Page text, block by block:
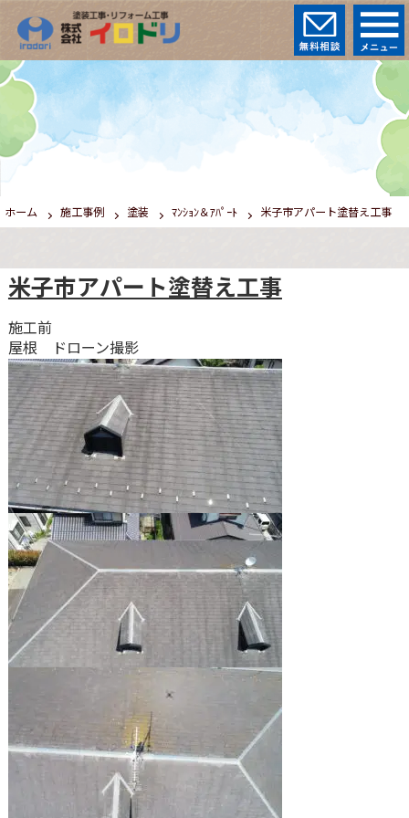
ホーム 施工事例 塗装 ﾏﾝｼｮﾝ＆ｱﾊﾟｰﾄ 米子市アパート塗替え工事
米子市アパート塗替え工事
施工前
屋根 ドローン撮影